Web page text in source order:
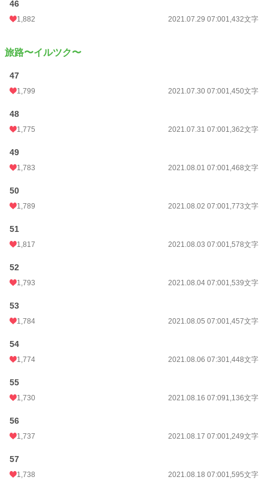
46
1,882 2021.07.29 07:001,432文字
旅路〜イルツク〜
47
1,799 2021.07.30 07:001,450文字
48
1,775 2021.07.31 07:001,362文字
49
1,783 2021.08.01 07:001,468文字
50
1,789 2021.08.02 07:001,773文字
51
1,817 2021.08.03 07:001,578文字
52
1,793 2021.08.04 07:001,539文字
53
1,784 2021.08.05 07:001,457文字
54
1,774 2021.08.06 07:301,448文字
55
1,730 2021.08.16 07:091,136文字
56
1,737 2021.08.17 07:001,249文字
57
1,738 2021.08.18 07:001,595文字